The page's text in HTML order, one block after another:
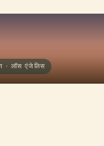
· लॉस एंजेलिस